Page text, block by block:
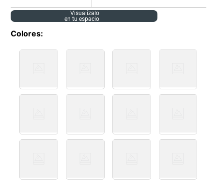
Visualízalo
en tu espacio
Colores